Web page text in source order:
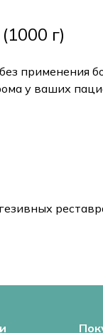
г)
применения
у ваших